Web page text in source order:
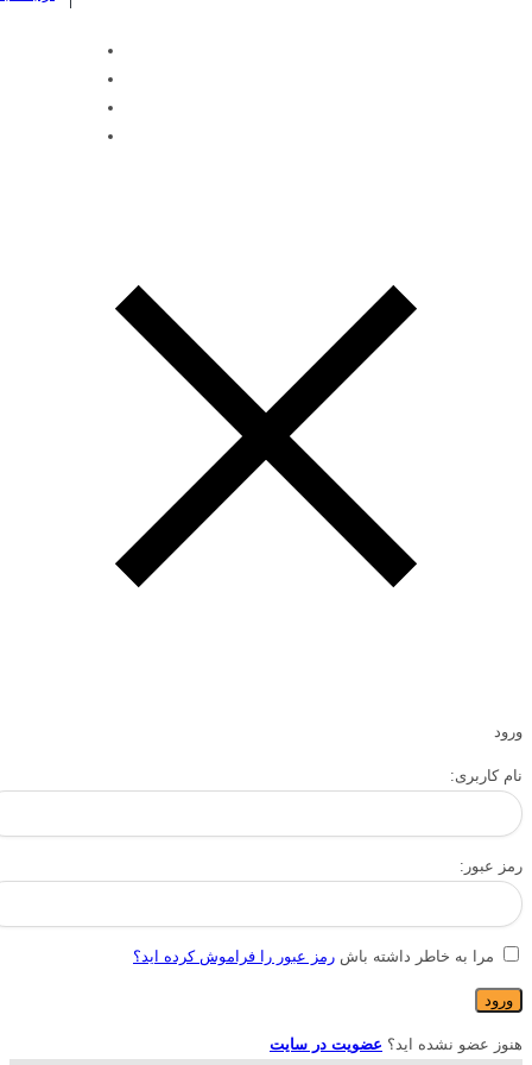
ورود
نام کاربری:
رمز عبور:
مرا به خاطر داشته باش رمز عبور را فراموش کرده اید؟
هنوز عضو نشده اید؟ عضویت در سایت